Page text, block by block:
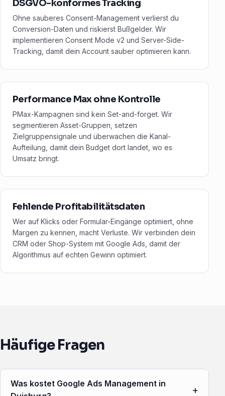
DSGVO-konformes Tracking
Ohne sauberes Consent-Management verlierst du
Conversion-Daten und riskierst Bußgelder. Wir
implementieren Consent Mode v2 und Server-Side-
Tracking, damit dein Account sauber optimieren kann.
Performance Max ohne Kontrolle
PMax-Kampagnen sind kein Set-and-forget. Wir
segmentieren Asset-Gruppen, setzen
Zielgruppensignale und überwachen die Kanal-
Aufteilung, damit dein Budget dort landet, wo es
Umsatz bringt.
Fehlende Profitabilitätsdaten
Wer auf Klicks oder Formular-Eingänge optimiert, ohne
Margen zu kennen, macht Verluste. Wir verbinden dein
CRM oder Shop-System mit Google Ads, damit der
Algorithmus auf echten Gewinn optimiert.
Häufige Fragen
Was kostet Google Ads Management in
+